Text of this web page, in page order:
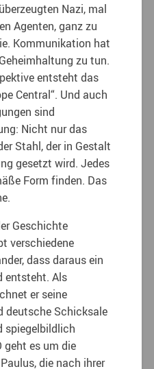
Nazi, mal
Agenten, ganz zu
Kommunikation hat
zu tun.
entsteht das
Central“. Und auch
sind
Nicht nur das
Stahl, der in Gestalt
gesetzt wird. Jedes
Form finden. Das
Geschichte
verschiedene
dass daraus ein
entsteht. Als
er seine
deutsche Schicksale
spiegelbildlich
geht es um die
die nach ihrer